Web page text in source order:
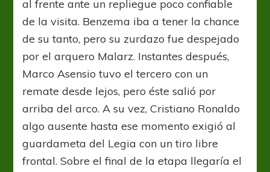
al frente ante un repliegue poco confiable
de la visita. Benzema iba a tener la chance
de su tanto, pero su zurdazo fue despejado
por el arquero Malarz. Instantes después,
Marco Asensio tuvo el tercero con un
remate desde lejos, pero éste salió por
arriba del arco. A su vez, Cristiano Ronaldo
algo ausente hasta ese momento exigió al
guardameta del Legia con un tiro libre
frontal. Sobre el final de la etapa llegaría el